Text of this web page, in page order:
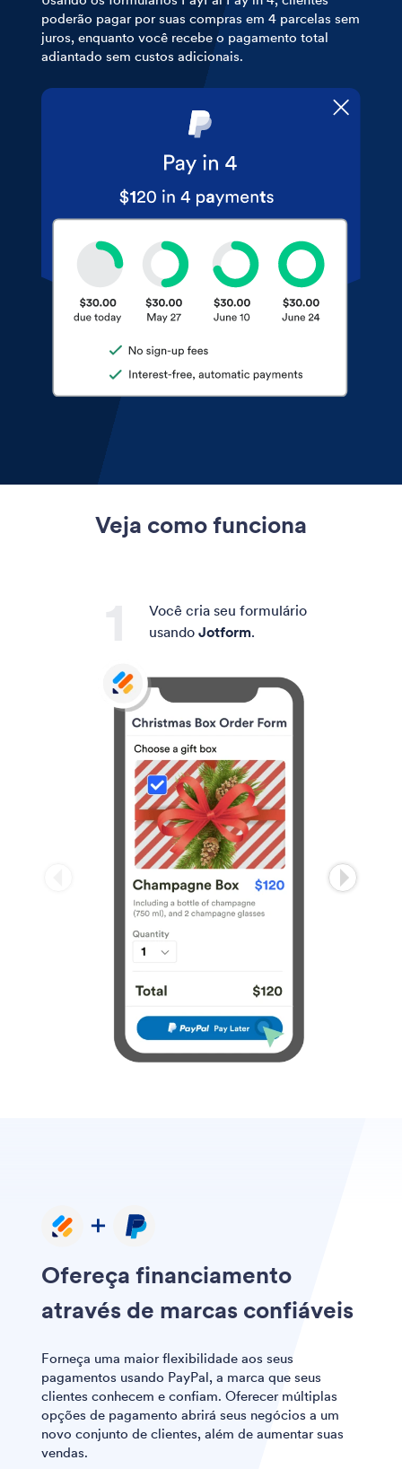
poderão pagar por suas compras em 4 parcelas sem
juros, enquanto você recebe o pagamento total
adiantado sem custos adicionais.
Veja como funciona
Você cria seu formulário
usandoJotform.
Ofereça financiamento
através de marcas confiáveis
Forneça uma maior flexibilidade aos seus
pagamentos usando PayPal, a marca que seus
clientes conhecem e confiam. Oferecer múltiplas
opções de pagamento abrirá seus negócios a um
novo conjunto de clientes, além de aumentar suas
vendas.